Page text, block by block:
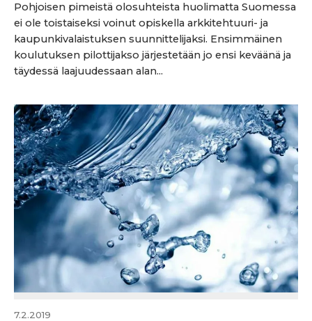
Pohjoisen pimeistä olosuhteista huolimatta Suomessa
ei ole toistaiseksi voinut opiskella arkkitehtuuri- ja
kaupunkivalaistuksen suunnittelijaksi. Ensimmäinen
koulutuksen pilottijakso järjestetään jo ensi keväänä ja
täydessä laajuudessaan alan...
7.2.2019